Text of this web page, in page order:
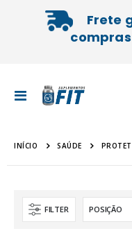
Frete
compras
Alternar
INÍCIO SAÚDE
FILTER